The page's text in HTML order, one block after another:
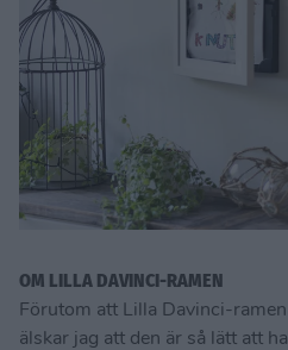
OM LILLA DAVINCI-RAMEN
Förutom att Lilla Davinci-
älskar jag att den är så lätt att